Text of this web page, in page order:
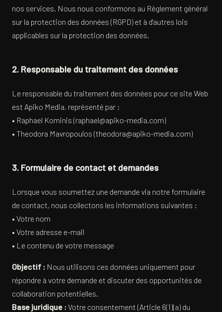
nos services. Nous nous conformons au Règlement général
sur la protection des données (RGPD) et à d'autres lois
applicables sur la protection des données.
2. Responsable du traitement des données
Le responsable du traitement des données pour ce site Web
est Apiko Media, représenté par :
• Raphael Kominis (raphael@apiko-media.com)
• Theodora Mavropoulos (theodora@apiko-media.com)
3. Formulaire de contact et demandes
Lorsque vous soumettez une demande via notre formulaire
de contact, nous collectons les informations suivantes :
• Votre nom
• Votre adresse e-mail
• Le contenu de votre message
Objectif : Nous utilisons ces données uniquement pour
répondre à votre demande et discuter des opportunités de
collaboration potentielles.
Base juridique :Votre consentement (Article 6(1)(a) du